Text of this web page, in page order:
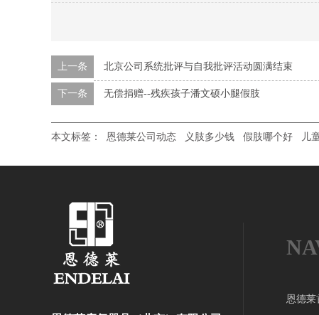
上一条 北京公司系统批评与自我批评活动圆满结束
下一条 无偿捐赠--残疾孩子潘文硕小腿假肢
本文标签： 恩德莱公司动态 义肢多少钱 假肢哪个好 儿
恩德莱